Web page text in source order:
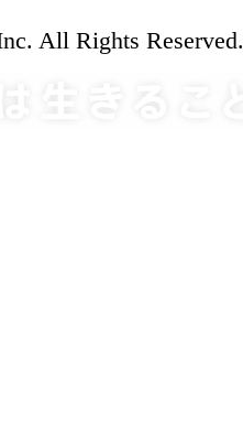
All Rights Reserved.